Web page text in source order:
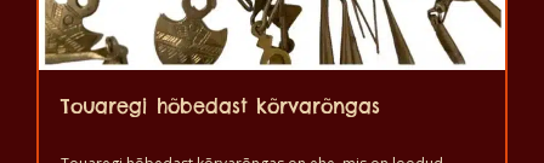
Touaregi hõbedast kõrvarõngas